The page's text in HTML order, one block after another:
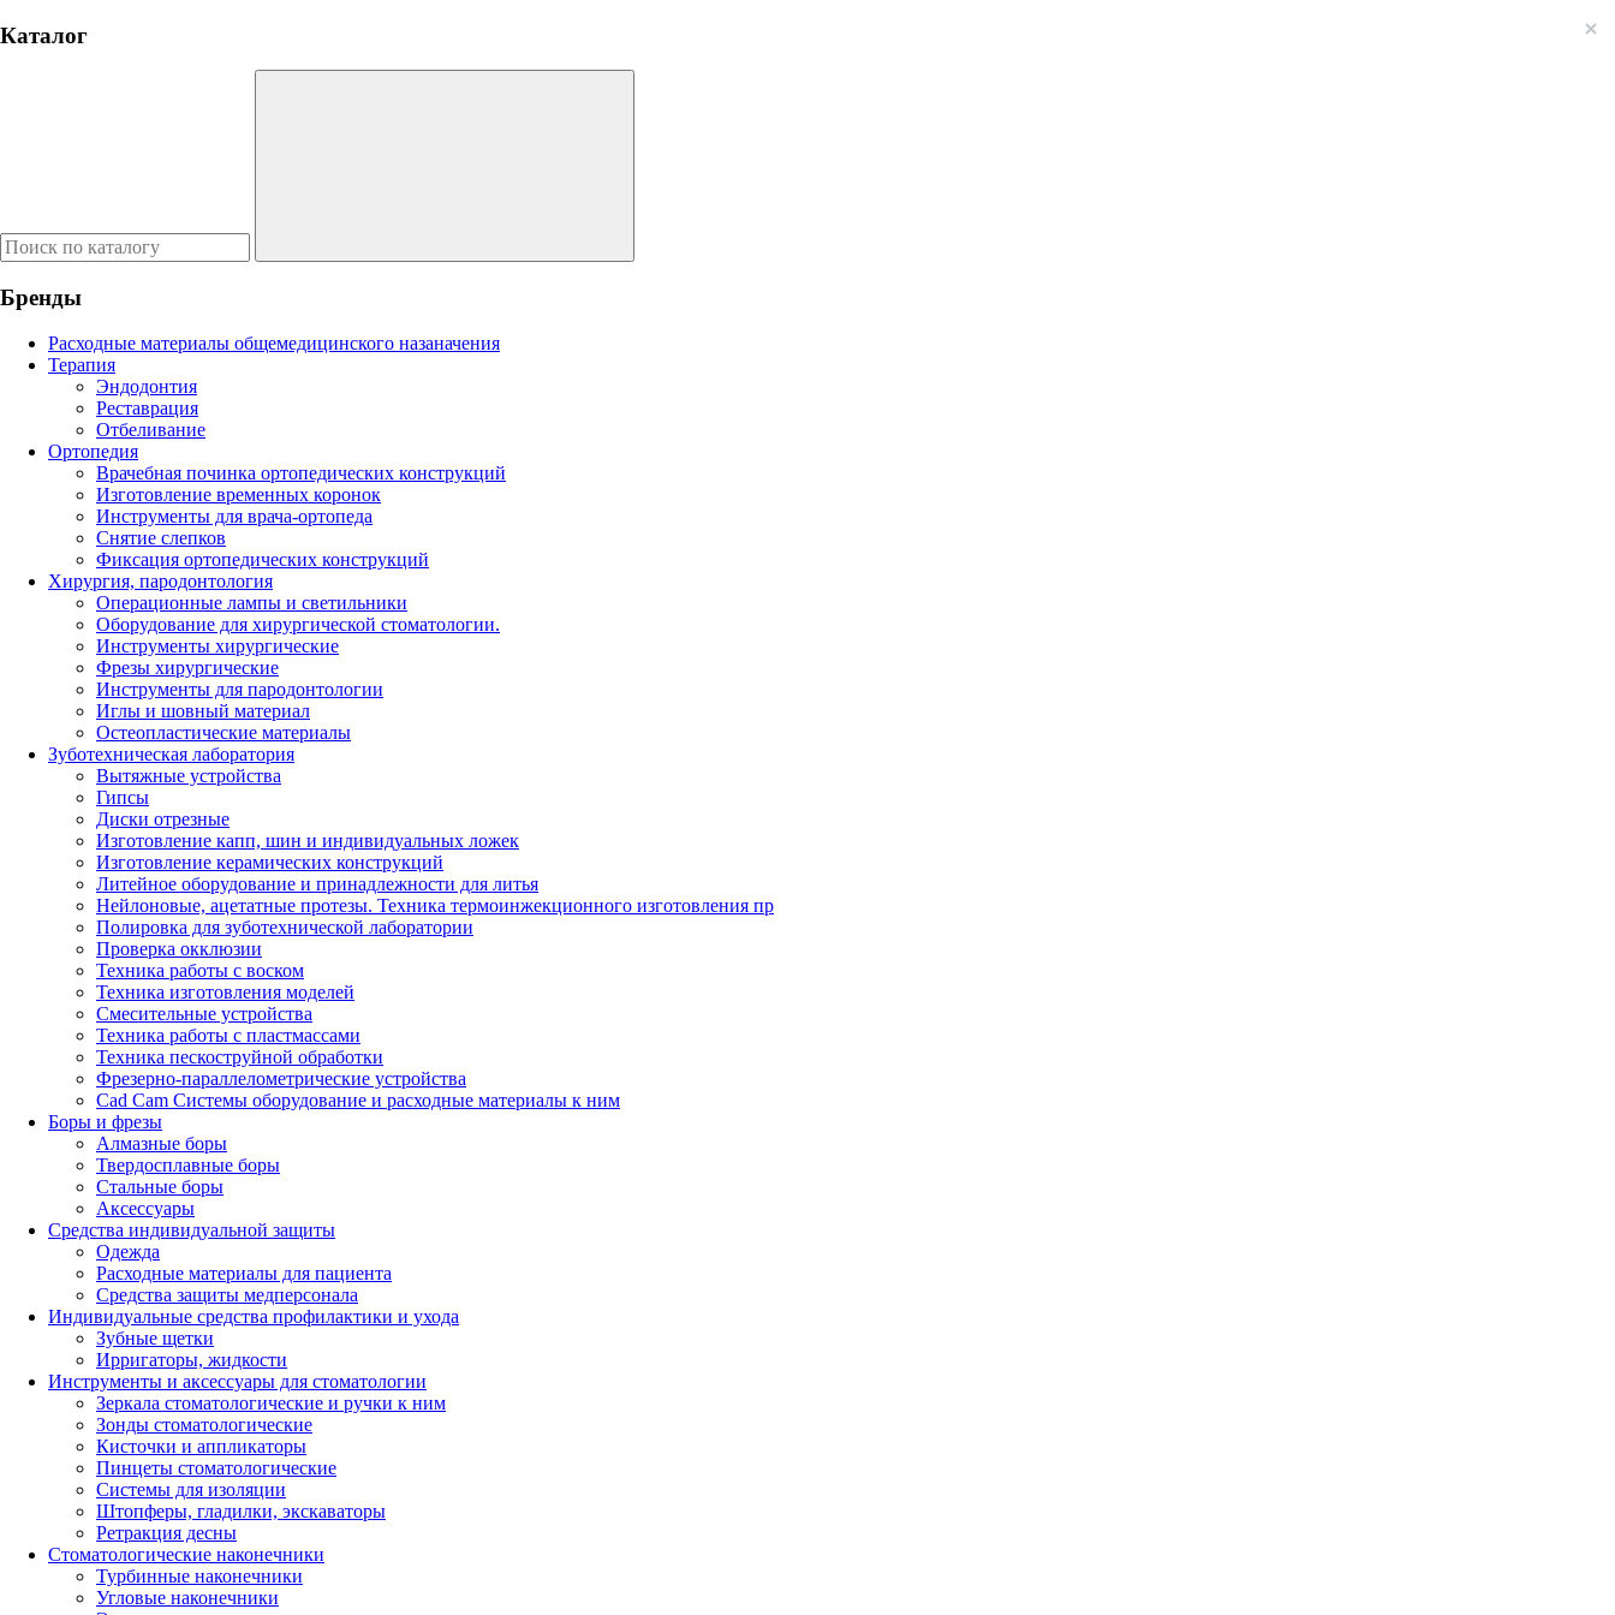
Каталог
Бренды
Расходные материалы общемедицинского назаначения
Терапия
Эндодонтия
Реставрация
Отбеливание
Ортопедия
Врачебная починка ортопедических конструкций
Изготовление временных коронок
Инструменты для врача-ортопеда
Снятие слепков
Фиксация ортопедических конструкций
Хирургия, пародонтология
Операционные лампы и светильники
Оборудование для хирургической стоматологии.
Инструменты хирургические
Фрезы хирургические
Инструменты для пародонтологии
Иглы и шовный материал
Остеопластические материалы
Зуботехническая лаборатория
Вытяжные устройства
Гипсы
Диски отрезные
Изготовление капп, шин и индивидуальных ложек
Изготовление керамических конструкций
Литейное оборудование и принадлежности для литья
Нейлоновые, ацетатные протезы. Техника термоинжекционного изготовления пр
Полировка для зуботехнической лаборатории
Проверка окклюзии
Техника работы с воском
Техника изготовления моделей
Смесительные устройства
Техника работы с пластмассами
Техника пескоструйной обработки
Фрезерно-параллелометрические устройства
Cad Cam Системы оборудование и расходные материалы к ним
Боры и фрезы
Алмазные боры
Твердосплавные боры
Стальные боры
Аксессуары
Средства индивидуальной защиты
Одежда
Расходные материалы для пациента
Средства защиты медперсонала
Индивидуальные средства профилактики и ухода
Зубные щетки
Ирригаторы, жидкости
Инструменты и аксессуары для стоматологии
Зеркала стоматологические и ручки к ним
Зонды стоматологические
Кисточки и аппликаторы
Пинцеты стоматологические
Системы для изоляции
Штопферы, гладилки, экскаваторы
Ретракция десны
Стоматологические наконечники
Турбинные наконечники
Угловые наконечники